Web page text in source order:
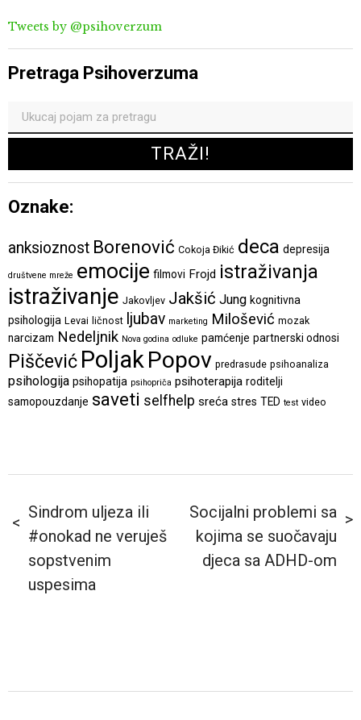
Tweets by @psihoverzum
Pretraga Psihoverzuma
Oznake:
anksioznost Borenović Cokoja Đikić deca depresija
društvene mreže emocije filmovi Frojd istraživanja
istraživanje Jakovljev Jakšić Jung kognitivna
psihologija Levai ličnost ljubav marketing Milošević mozak
narcizam Nedeljnik Nova godina odluke pamćenje partnerski odnosi
Piščević PoljakPopov predrasude psihoanaliza
psihologija psihopatija psihopriča psihoterapija roditelji
samopouzdanje saveti selfhelp sreća stres TED test video
Sindrom uljeza ili
#onokad ne veruješ
sopstvenim
uspesima
Socijalni problemi sa
kojima se suočavaju
djeca sa ADHD-om